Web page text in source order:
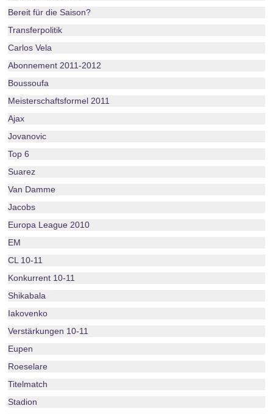
Bereit für die Saison?
Transferpolitik
Carlos Vela
Abonnement 2011-2012
Boussoufa
Meisterschaftsformel 2011
Ajax
Jovanovic
Top 6
Suarez
Van Damme
Jacobs
Europa League 2010
EM
CL 10-11
Konkurrent 10-11
Shikabala
Iakovenko
Verstärkungen 10-11
Eupen
Roeselare
Titelmatch
Stadion